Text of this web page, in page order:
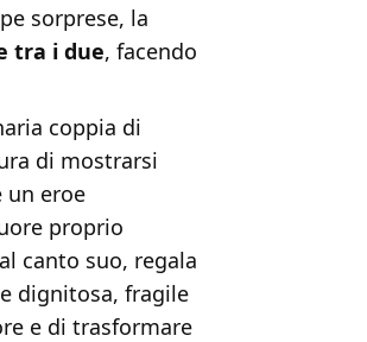
sorprese, la
tra i due, facendo
coppia di
di mostrarsi
un eroe
proprio
canto suo, regala
dignitosa, fragile
e di trasformare